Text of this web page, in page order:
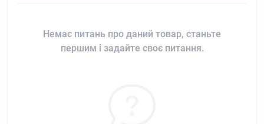
Немає питань про даний товар, станьте
першим і задайте своє питання.